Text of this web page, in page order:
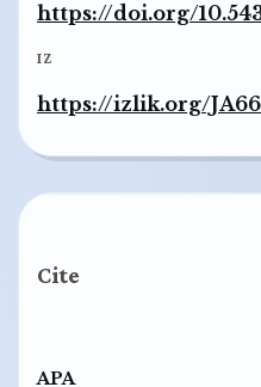
https://doi.org/
IZ
https://izlik.org/
Cite
APA